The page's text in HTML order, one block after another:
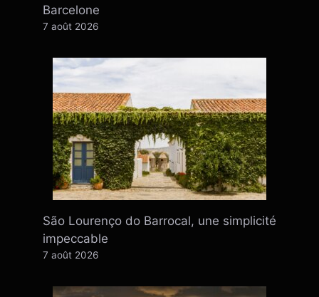
Barcelone
7 août 2026
São Lourenço do Barrocal, une simplicité
impeccable
7 août 2026